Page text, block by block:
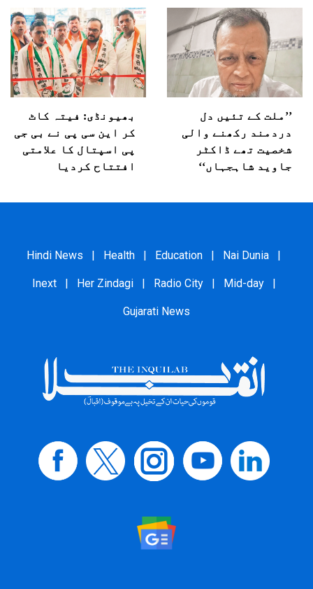
’’ملت کے تئیں دل
دردمند رکھنے والی
شخصیت تھے ڈاکٹر
جاوید شاہجہاں‘‘
بھیونڈی: فیتہ کاٹ
کر این سی پی نے بی جی
پی اسپتال کا علامتی
افتتاح کردیا
Hindi News | Health | Education | Nai Dunia |
Inext | Her Zindagi | Radio City | Mid-day |
Gujarati News